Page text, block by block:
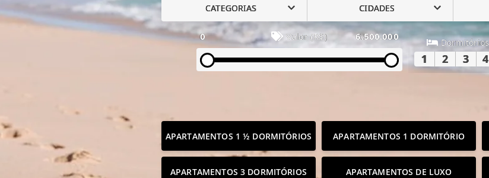
CATEGORIAS CIDADES
0 Valor (R$) 6.500.000 Dormitórios
1 2 3 4
APARTAMENTOS 1 ½ DORMITÓRIOS APARTAMENTOS 1 DORMITÓRIO
APARTAMENTOS 3 DORMITÓRIOS APARTAMENTOS DE LUXO